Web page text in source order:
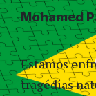
Estamos
tragédias
Mohamed